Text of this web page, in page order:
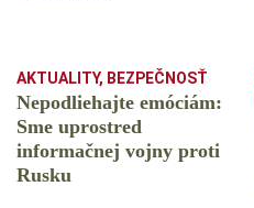
AKTUALITY, BEZPEČNOSŤ
Nepodliehajte emóciám:
Sme uprostred
informačnej vojny proti
Rusku